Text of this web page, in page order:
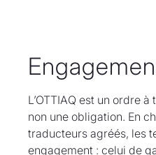
L’OTTIAQ est un ordre
non une obligation. En
traducteurs agréés, les
engagement : celui de